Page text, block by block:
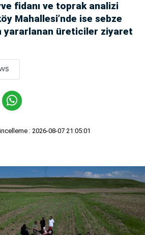
fidanı ve toprak analizi
Mahallesi’nde ise sebze
yararlanan üreticiler ziyaret
: 2026-08-07 21:05:01